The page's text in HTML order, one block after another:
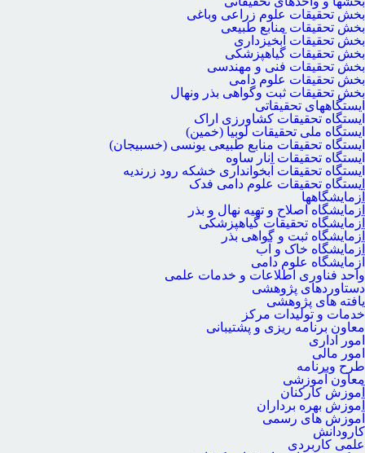
بخش تحقیقات علوم زراعی وباغی
بخش تحقیقات منابع طبیعی
بخش تحقیقات آبخیزداری
بخش تحقیقات گیاهپزشکی
بخش تحقیقات فنی و مهندسی
بخش تحقیقات علوم دامی
بخش تحقیقات ثبت وگواهی بذر ونهال
ایستگاههای تحقیقاتی
ایستگاه تحقیقات کشاورزی اراک
ایستگاه ملی تحقیقات لوبیا (خمین)
ایستگاه تحقیقات منابع طبیعی یونسی (خسبیجان)
ایستگاه تحقیقات انار ساوه
ایستگاه تحقیقات آبخوانداری خشکه رود زرندیه
ایستگاه تحقیقات علوم دامی فدک
آزمایشگاهها
آزمایشگاه اصلاح و تهیه نهال و بذر
آزمایشگاه تحقیقات گیاهپزشکی
آزمایشگاه ثبت و گواهی بذر
آزمایشگاه خاک و آب
آزمایشگاه علوم دامی
واحد فناوری اطلاعات و خدمات علمی
دستاوردهای پژوهشی
یافته های پژوهشی
خدمات و تولیدات مرکز
معاون برنامه ریزی و پشتیبانی
امور اداری
امور مالی
طرح وبرنامه
معاون آموزشی
آموزش کارکنان
آموزش بهره برداران
آموزش های رسمی
کارودانش
علمی کاربردی